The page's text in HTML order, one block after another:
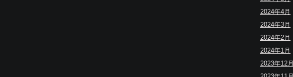
2024年4月
2024年3月
2024年2月
2024年1月
2023年12月